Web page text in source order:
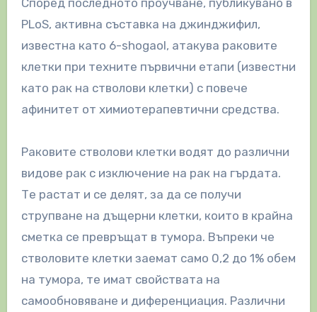
PLoS, активна съставка на джинджифил,
известна като 6-shogaol, атакува раковите
клетки при техните първични етапи (известни
като рак на стволови клетки) с повече
афинитет от химиотерапевтични средства.
Раковите стволови клетки водят до различни
видове рак с изключение на рак на гърдата.
Те растат и се делят, за да се получи
струпване на дъщерни клетки, които в крайна
сметка се превръщат в тумора. Въпреки че
стволовите клетки заемат само 0,2 до 1% обем
на тумора, те имат свойствата на
самообновяване и диференциация. Различни